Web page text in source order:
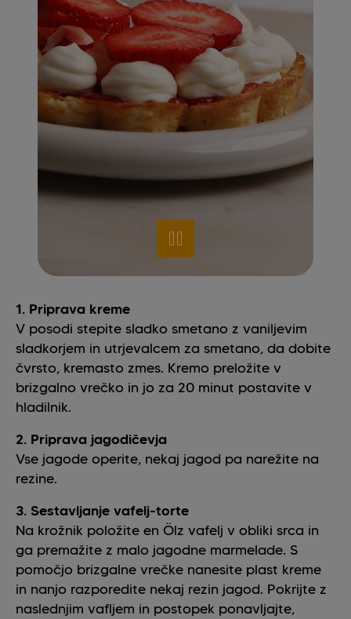
1. Priprava kreme
V posodi stepite sladko smetano z vaniljevim
sladkorjem in utrjevalcem za smetano, da dobite
čvrsto, kremasto zmes. Kremo preložite v
brizgalno vrečko in jo za 20 minut postavite v
hladilnik.
2. Priprava jagodičevja
Vse jagode operite, nekaj jagod pa narežite na
rezine.
3. Sestavljanje vafelj-torte
Na krožnik položite en Ölz vafelj v obliki srca in
ga premažite z malo jagodne marmelade. S
pomočjo brizgalne vrečke nanesite plast kreme
in nanjo razporedite nekaj rezin jagod. Pokrijte z
naslednjim vafljem in postopek ponavljajte,